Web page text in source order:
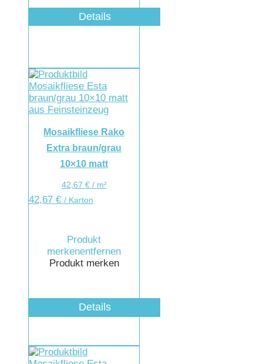
Details
Mosaikfliese Rako
Extra braun/grau
10×10 matt
42,67 €/ m²
42,67 € / Karton
Produkt
merkenentfernen
Produkt merken
Details